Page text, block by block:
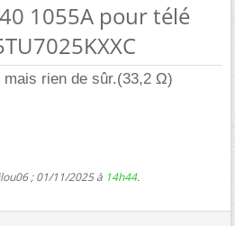
1055A pour télé
mais rien de sûr.(33,2 Ω)
; 01/11/2025 à 14h44.